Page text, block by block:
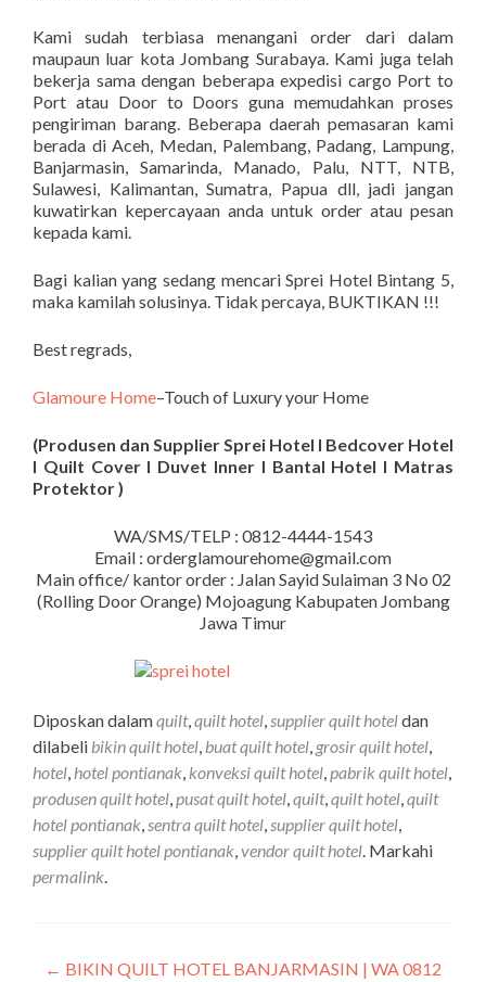
Kami sudah terbiasa menangani order dari dalam
maupaun luar kota Jombang Surabaya. Kami juga telah
bekerja sama dengan beberapa expedisi cargo Port to
Port atau Door to Doors guna memudahkan proses
pengiriman barang. Beberapa daerah pemasaran kami
berada di Aceh, Medan, Palembang, Padang, Lampung,
Banjarmasin, Samarinda, Manado, Palu, NTT, NTB,
Sulawesi, Kalimantan, Sumatra, Papua dll, jadi jangan
kuwatirkan kepercayaan anda untuk order atau pesan
kepada kami.
Bagi kalian yang sedang mencari Sprei Hotel Bintang 5,
maka kamilah solusinya. Tidak percaya, BUKTIKAN !!!
Best regrads,
Glamoure Home–Touch of Luxury your Home
(Produsen dan Supplier Sprei Hotel I Bedcover Hotel
I Quilt Cover I Duvet Inner I Bantal Hotel I Matras
Protektor )
WA/SMS/TELP : 0812-4444-1543
Email : orderglamourehome@gmail.com
Main office/ kantor order : Jalan Sayid Sulaiman 3 No 02
(Rolling Door Orange) Mojoagung Kabupaten Jombang
Jawa Timur
Diposkan dalamquilt,quilt hotel,supplier quilt hoteldan
dilabeli bikin quilt hotel, buat quilt hotel, grosir quilt hotel,
hotel, hotel pontianak, konveksi quilt hotel,pabrik quilt hotel,
produsen quilt hotel,pusat quilt hotel,quilt,quilt hotel,quilt
hotel pontianak,sentra quilt hotel,supplier quilt hotel,
supplier quilt hotel pontianak,vendor quilt hotel. Markahi
permalink.
← BIKIN QUILT HOTEL BANJARMASIN | WA 0812